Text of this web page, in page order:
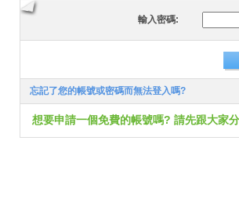
輸入密碼:
忘記了您的帳號或密碼而無法登入嗎?
想要申請一個免費的帳號嗎? 請先跟大家